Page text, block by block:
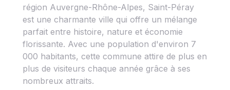
région Auvergne-Rhône-Alpes, Saint-Péray
est une charmante ville qui offre un mélange
parfait entre histoire, nature et économie
florissante. Avec une population d'environ 7
000 habitants, cette commune attire de plus en
plus de visiteurs chaque année grâce à ses
nombreux attraits.